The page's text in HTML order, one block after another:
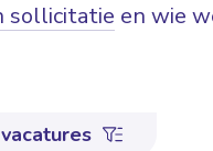
sollicitatie en wie